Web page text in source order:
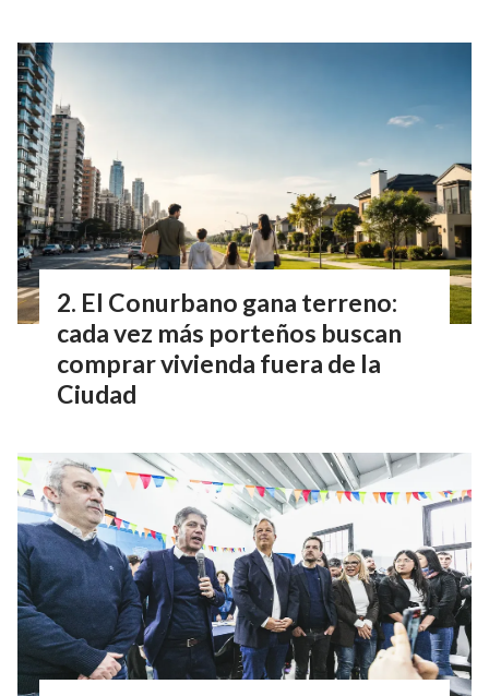
El Conurbano gana terreno:
cada vez más porteños buscan
comprar vivienda fuera de la
Ciudad